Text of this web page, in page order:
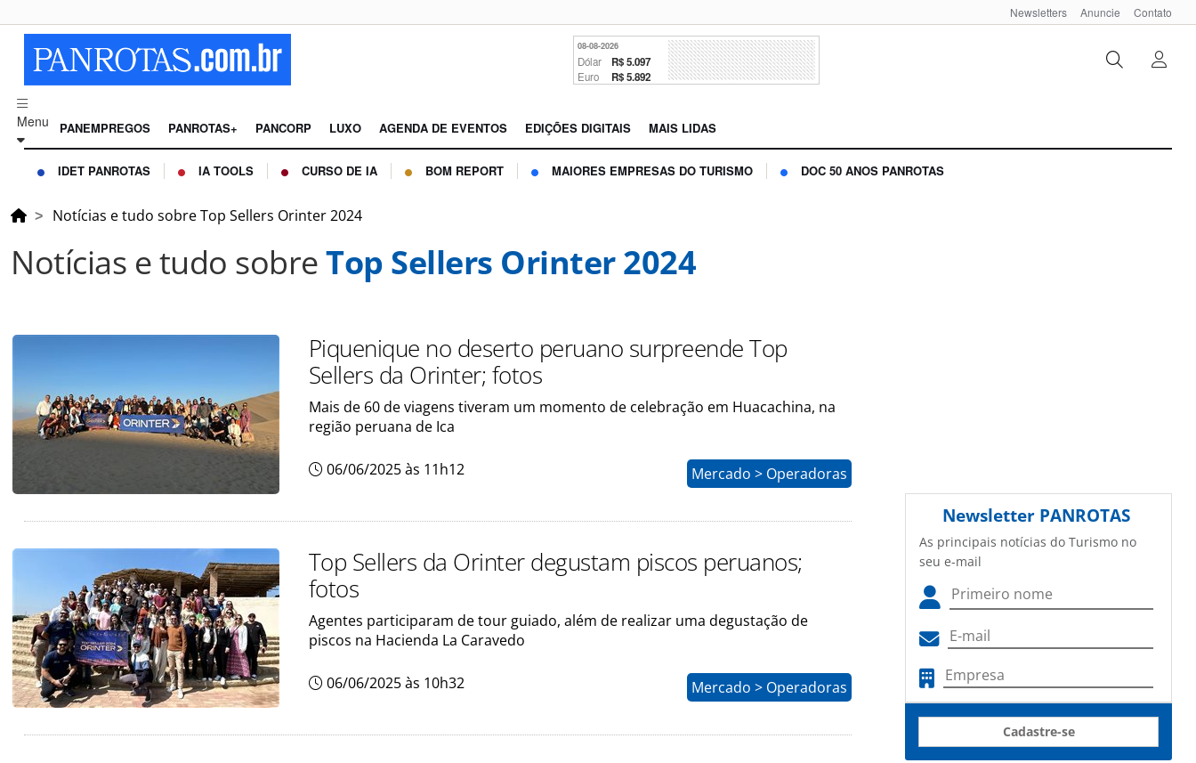
Newsletters Anuncie Contato
08-08-2026
Dólar R$ 5.097
Euro R$ 5.892
Menu PANEMPREGOS PANROTAS+ PANCORP LUXO AGENDA DE EVENTOS EDIÇÕES DIGITAIS MAIS LIDAS
IDET PANROTAS IA TOOLS CURSO DE IA BOM REPORT MAIORES EMPRESAS DO TURISMO DOC 50 ANOS PANROTAS
Notícias e tudo sobre Top Sellers Orinter 2024
Notícias e tudo sobreTop Sellers Orinter 2024
Piquenique no deserto peruano surpreende Top
Sellers da Orinter; fotos
Mais de 60 de viagens tiveram um momento de celebração em Huacachina, na
região peruana de Ica
06/06/2025 às 11h12 Mercado > Operadoras
Top Sellers da Orinter degustam piscos peruanos;
fotos
Agentes participaram de tour guiado, além de realizar uma degustação de
piscos na Hacienda La Caravedo
06/06/2025 às 10h32 Mercado > Operadoras
Newsletter PANROTAS
As principais notícias do Turismo no
seu e-mail
Cadastre-se